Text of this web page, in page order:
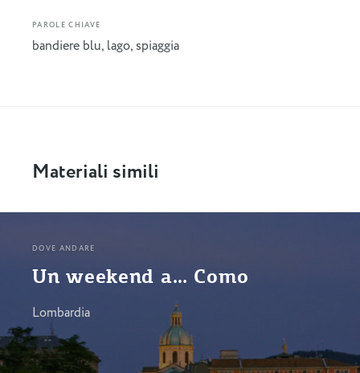
PAROLE CHIAVE
bandiere blu, lago, spiaggia
Materiali simili
DOVE ANDARE
Un weekend a… Como
Lombardia